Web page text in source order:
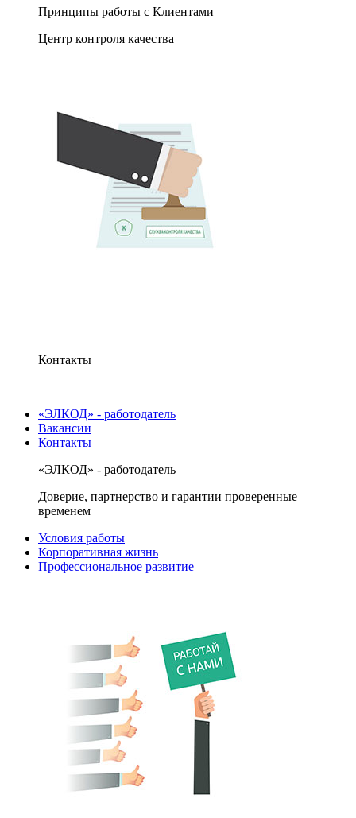
Принципы работы с Клиентами
Центр контроля качества
Контакты
«ЭЛКОД» - работодатель
Вакансии
Контакты
«ЭЛКОД» - работодатель
Доверие, партнерство и гарантии проверенные
временем
Условия работы
Корпоративная жизнь
Профессиональное развитие